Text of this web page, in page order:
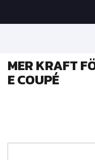
MER KRAFT
E COUPÉ